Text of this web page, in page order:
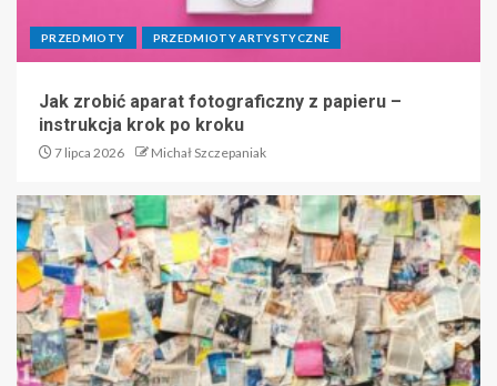
PRZEDMIOTY PRZEDMIOTY ARTYSTYCZNE
Jak zrobić aparat fotograficzny z papieru –
instrukcja krok po kroku
7 lipca 2026 Michał Szczepaniak